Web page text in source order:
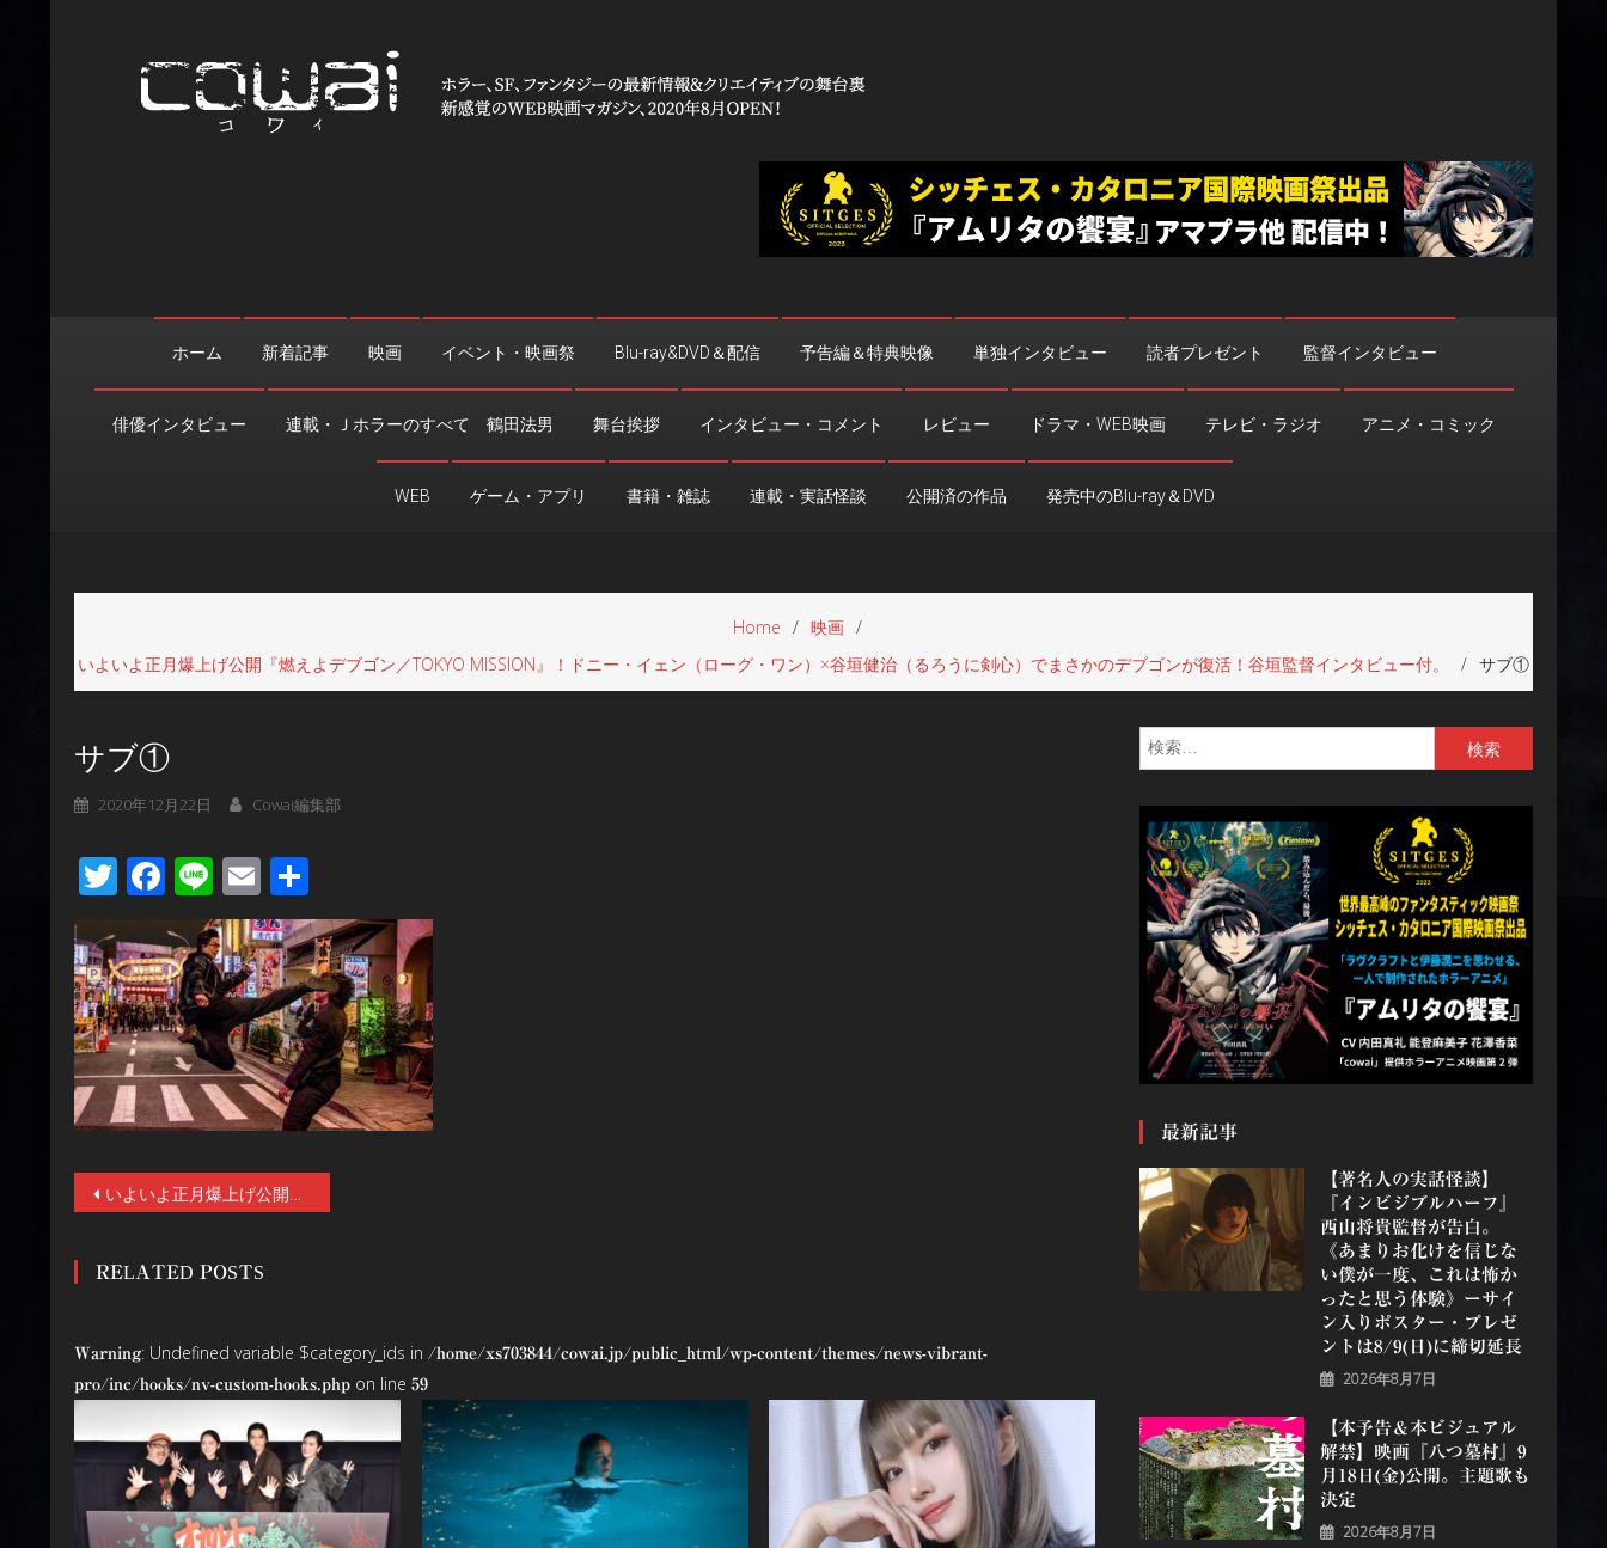
ホーム 新着記事 映画 イベント・映画祭 Blu-ray&DVD＆配信 予告編＆特典映像 単独インタビュー 読者プレゼント 監督インタビュー
俳優インタビュー 連載・Ｊホラーのすべて 鶴田法男 舞台挨拶 インタビュー・コメント レビュー ドラマ・WEB映画 テレビ・ラジオ アニメ・コミック
WEB ゲーム・アプリ 書籍・雑誌 連載・実話怪談 公開済の作品 発売中のBlu-ray＆DVD
Home
映画
いよいよ正月爆上げ公開『燃えよデブゴン／TOKYO MISSION』！ドニー・イェン（ローグ・ワン）×谷垣健治（るろうに剣心）でまさかのデブゴンが復活！谷垣監督インタビュー付。
サブ①
サブ①
2020年12月22日 Cowai編集部
Twitter
Facebook
LineEmail
有
投
ナ
ゲ
ー
ョ
いよいよ正月爆上げ公開『燃えよデブゴン／TOKYO MISSION』！ドニー・イェン（ローグ・ワン）×谷垣健治（るろうに剣心）でまさかのデブゴンが復活！谷垣監督インタビュー付。
RELATED POSTS
Warning: Undefined variable $category_ids in /home/xs703844/cowai.jp/public_html/wp-content/themes/news-vibrant-
pro/inc/hooks/nv-custom-hooks.php on line 59
索:
最新記事
【著名人の実話怪談】
『インビジブルハーフ』
⻄⼭将貴監督が告白。
《あまりお化けを信じな
い僕が一度、これは怖か
ったと思う体験》ーサイ
ン入りポスター・プレゼ
ントは8/9(日)に締切延長
2026年8月7日
【本予告＆本ビジュアル
解禁】映画『八つ墓村』9
月18日(金)公開。主題歌も
決定
2026年8月7日